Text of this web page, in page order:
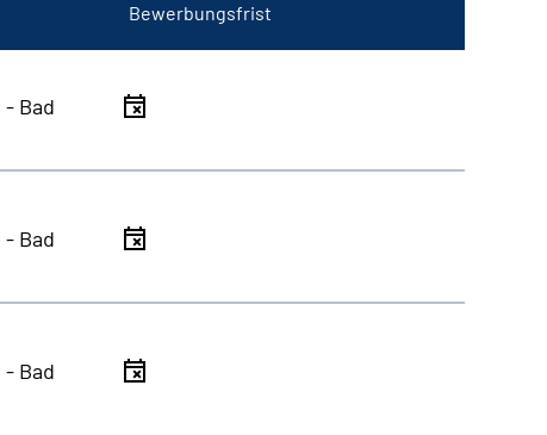
Bewerbungsfrist
Bad
Bad
Bad